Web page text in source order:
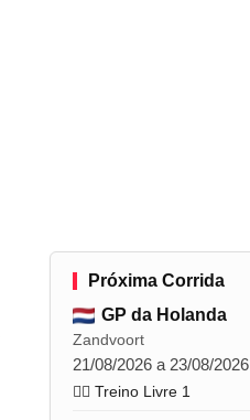
Próxima Corrida
GP da Holanda
Zandvoort
21/08/2026 a 23/08/2026
🏋️‍♂️ Treino Livre 1